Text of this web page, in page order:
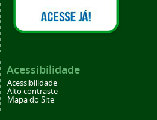
Acessibilidade
Acessibilidade
Alto contraste
Mapa do Site